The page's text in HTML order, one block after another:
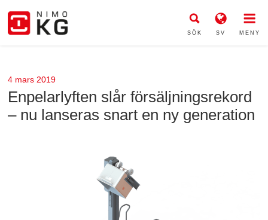
SÖK SV MENY
4 mars 2019
Enpelarlyften slår försäljningsrekord
– nu lanseras snart en ny generation